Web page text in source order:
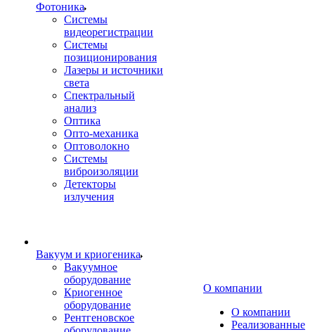
Фотоника
Cистемы
видеорегистрации
Системы
позиционирования
Лазеры и источники
света
Спектральный
анализ
Оптика
Опто-механика
Оптоволокно
Системы
виброизоляции
Детекторы
излучения
Вакуум и криогеника
Вакуумное
оборудование
Криогенное
оборудование
Рентгеновское
О компании
О компании
Реализованные